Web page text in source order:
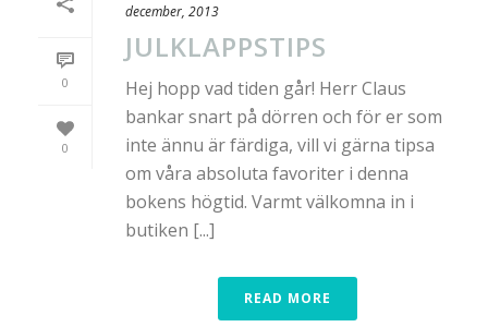
0
0
december, 2013
JULKLAPPSTIPS
Hej hopp vad tiden går! Herr Claus
bankar snart på dörren och för er som
inte ännu är färdiga, vill vi gärna tipsa
om våra absoluta favoriter i denna
bokens högtid. Varmt välkomna in i
butiken [...]
READ MORE